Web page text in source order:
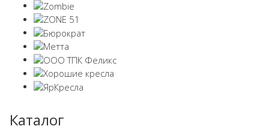
Каталог